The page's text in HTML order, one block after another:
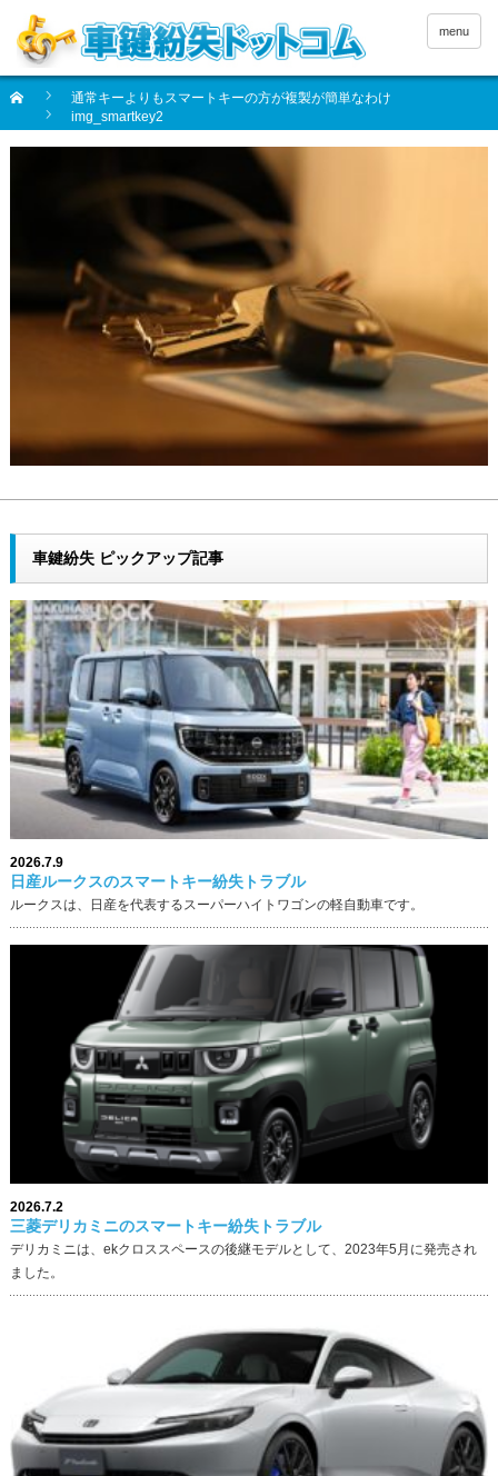
menu
通常キーよりもスマートキーの方が複製が簡単なわけ
img_smartkey2
車鍵紛失 ピックアップ記事
2026.7.9
日産ルークスのスマートキー紛失トラブル
ルークスは、日産を代表するスーパーハイトワゴンの軽自動車です。
2026.7.2
三菱デリカミニのスマートキー紛失トラブル
デリカミニは、ekクロススペースの後継モデルとして、2023年5月に発売され
ました。